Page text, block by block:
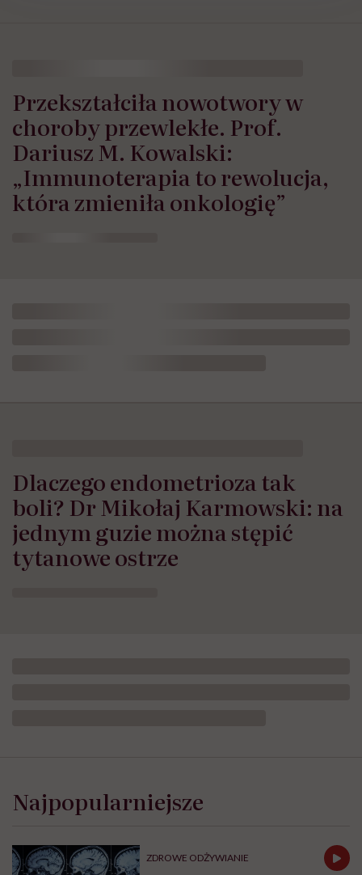
Przekształciła nowotwory w
choroby przewlekłe. Prof.
Dariusz M. Kowalski:
„Immunoterapia to rewolucja,
która zmieniła onkologię”
Dlaczego endometrioza tak
boli? Dr Mikołaj Karmowski: na
jednym guzie można stępić
tytanowe ostrze
Najpopularniejsze
ZDROWE ODŻYWIANIE